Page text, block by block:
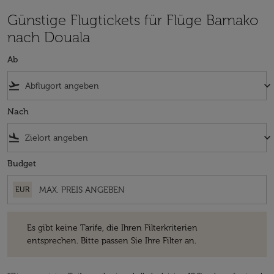
Günstige Flugtickets für Flüge Bamako
nach Douala
Ab
flight_takeoff keyboard_arrow_down
Nach
flight_land keyboard_arrow_down
Budget
EUR
Es gibt keine Tarife, die Ihren Filterkriterien
entsprechen. Bitte passen Sie Ihre Filter an.